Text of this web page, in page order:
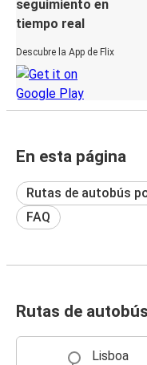
seguimiento en
tiempo real
Descubre la App de Flix
En esta página
Rutas de autobús
FAQ
Rutas de
Lisboa